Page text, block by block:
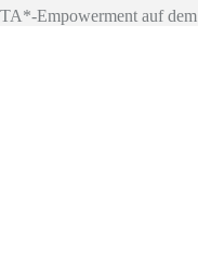
Empowerment auf